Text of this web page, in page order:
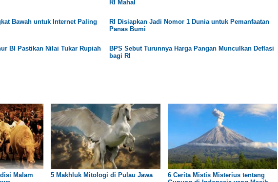
RI Mahal
Bawah untuk Internet Paling
RI Disiapkan Jadi Nomor 1 Dunia untuk Pemanfaatan
Panas Bumi
BI Pastikan Nilai Tukar Rupiah
BPS Sebut Turunnya Harga Pangan Munculkan Deflasi
bagi RI
Malam
5 Makhluk Mitologi di Pulau Jawa
6 Cerita Mistis Misterius tentang